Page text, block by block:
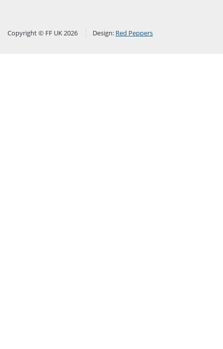
Copyright © FF UK 2026 Design: Red Peppers